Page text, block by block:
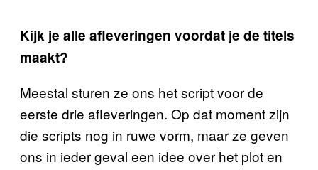
Kijk je alle afleveringen voordat je de titels
maakt?
Meestal sturen ze ons het script voor de
eerste drie afleveringen. Op dat moment zijn
die scripts nog in ruwe vorm, maar ze geven
ons in ieder geval een idee over het plot en